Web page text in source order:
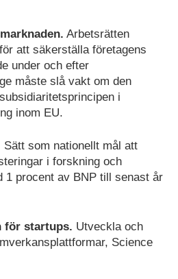
Arbetsrätten
att säkerställa företagens
under och efter
måste slå vakt om den
i
inom EU.
Sätt som nationellt mål att
i forskning och
1 procent av BNP till senast år
för startups. Utveckla och
Science